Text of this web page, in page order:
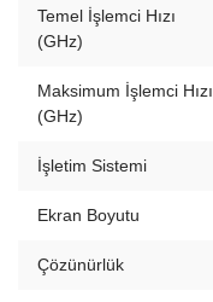
Temel İşlemci Hızı
(GHz)
Maksimum İşlemci Hızı
(GHz)
İşletim Sistemi
Ekran Boyutu
Çözünürlük